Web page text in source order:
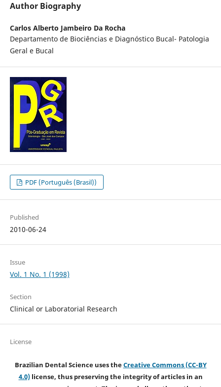
Author Biography
Carlos Alberto Jambeiro Da Rocha
Departamento de Biociências e Diagnóstico Bucal- Patologia
Geral e Bucal
PDF (Português (Brasil))
Published
2010-06-24
Issue
Vol. 1 No. 1 (1998)
Section
Clinical or Laboratorial Research
License
Brazilian Dental Science uses theCreative Commons (CC-BY
4.0)license, thus preserving the integrity of articles in an